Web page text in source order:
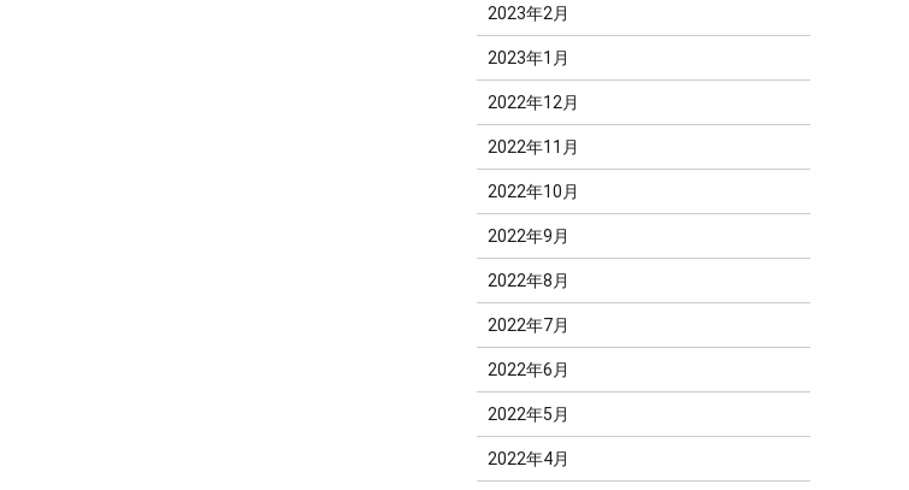
2023年2月
2023年1月
2022年12月
2022年11月
2022年10月
2022年9月
2022年8月
2022年7月
2022年6月
2022年5月
2022年4月